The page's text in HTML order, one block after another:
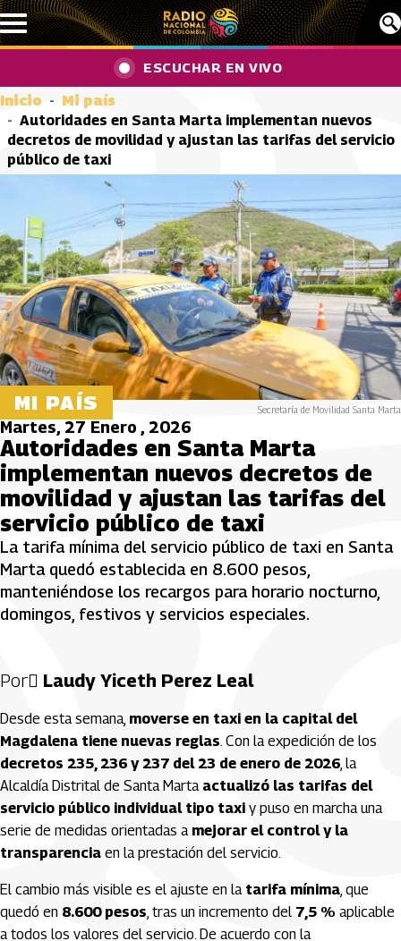
Pasar al contenido principal
ESCUCHAR EN VIVO
Inicio
Mi país
Autoridades en Santa Marta implementan nuevos
decretos de movilidad y ajustan las tarifas del servicio
público de taxi
MI PAÍS Secretaría de Movilidad Santa Marta
Martes, 27 Enero , 2026
Autoridades en Santa Marta
implementan nuevos decretos de
movilidad y ajustan las tarifas del
servicio público de taxi
La tarifa mínima del servicio público de taxi en Santa
Marta quedó establecida en 8.600 pesos,
manteniéndose los recargos para horario nocturno,
domingos, festivos y servicios especiales.
Por Laudy Yiceth Perez Leal
Desde esta semana, moverse en taxi en la capital del
Magdalena tiene nuevas reglas. Con la expedición de los
decretos 235, 236 y 237 del 23 de enero de 2026, la
Alcaldía Distrital de Santa Marta actualizó las tarifas del
servicio público individual tipo taxi y puso en marcha una
serie de medidas orientadas a mejorar el control y la
transparencia en la prestación del servicio.
El cambio más visible es el ajuste en la tarifa mínima, que
quedó en 8.600 pesos, tras un incremento del 7,5 % aplicable
a todos los valores del servicio. De acuerdo con la